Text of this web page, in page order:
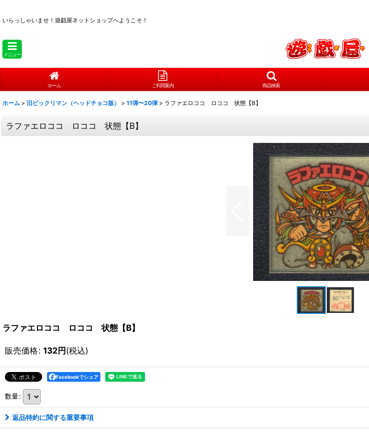
いらっしゃいませ！ 遊戯屋ネットショップへようこそ！
メニュー
ホーム ご利用案内 商品検索
ホーム > 旧ビックリマン（ヘッドチョコ版） > 11弾〜20弾 > ラファエロココ ロココ 状態【B】
ラファエロココ ロココ 状態【B】
ラファエロココ ロココ 状態【B】
販売価格: 132円(税込)
Facebookでシェア
数量:
返品特約に関する重要事項